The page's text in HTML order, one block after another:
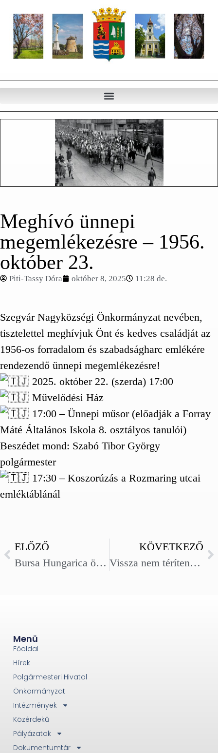
Meghívó ünnepi
megemlékezésre – 1956.
október 23.
Piti-Tassy Dóra október 8, 2025 11:28 de.
Szegvár Nagyközségi Önkormányzat nevében,
tisztelettel meghívjuk Önt és kedves családját az
1956-os forradalom és szabadságharc emlékére
rendezendő ünnepi megemlékezésre!
2025. október 22. (szerda) 17:00
Művelődési Ház
17:00 – Ünnepi műsor (előadják a Forray
Máté Általános Iskola 8. osztályos tanulói)
Beszédet mond: Szabó Tibor György
polgármester
17:30 – Koszorúzás a Rozmaring utcai
emléktáblánál
ELŐZŐ
Bursa Hungarica ösztöndíj pályázati kiírása
KÖVETKEZŐ
Vissza nem térítendő támogatásban részesülünk a Magyar Falu Program keretében
Menü
Főoldal
Hírek
Polgármesteri Hivatal
Önkormányzat
Intézmények
Közérdekű
Pályázatok
Dokumentumtár